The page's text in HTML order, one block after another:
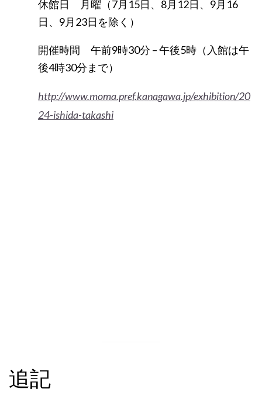
休館日 月曜（7月15日、8月12日、9月16
日、9月23日を除く）
開催時間 午前9時30分 – 午後5時（入館は午
後4時30分まで）
http://www.moma.pref.kanagawa.jp/exhibition/20
24-ishida-takashi
追記